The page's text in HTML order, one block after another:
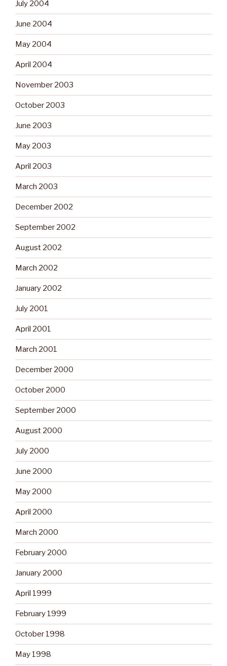
July 2004
June 2004
May 2004
April 2004
November 2003
October 2003
June 2003
May 2003
April 2003
March 2003
December 2002
September 2002
August 2002
March 2002
January 2002
July 2001
April 2001
March 2001
December 2000
October 2000
September 2000
August 2000
July 2000
June 2000
May 2000
April 2000
March 2000
February 2000
January 2000
April 1999
February 1999
October 1998
May 1998